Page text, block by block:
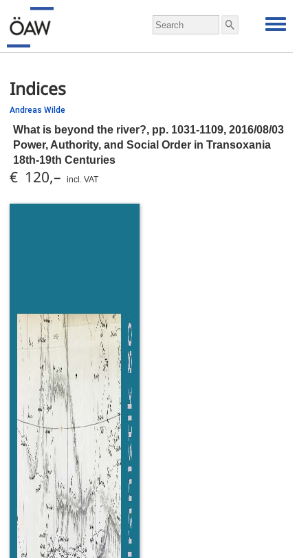
Indices
Andreas Wilde
What is beyond the river?, pp. 1031-1109, 2016/08/03
Power, Authority, and Social Order in Transoxania
18th-19th Centuries
€ 120,– incl. VAT